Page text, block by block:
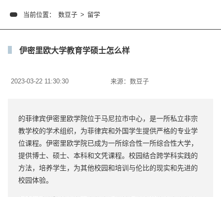
当前位置： 数豆子 > 留学
伊密里欧大学教育学硕士怎么样
2023-03-22 11:30:30 来源： 数豆子
的菲律宾伊密里欧学院位于马尼拉市中心，是一所私立非宗
教学校的学术组织，为菲律宾和外国学生提供严格的专业学
位课程。伊密里欧学院已成为一所综合性一所综合性大学，
提供博士、硕士、本科和文凭课程。校园结合跨学科实践的
方法，培养学生，为其他校园和培训与伦比的现实和先进的
校园体验。